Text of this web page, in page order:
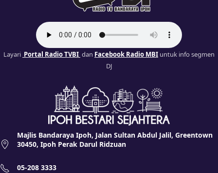
Layari Portal Radio TVBI dan Facebook Radio MBI untuk info segmen
DJ
Majlis Bandaraya Ipoh, Jalan Sultan Abdul Jalil, Greentown
30450, Ipoh Perak Darul Ridzuan
05-208 3333